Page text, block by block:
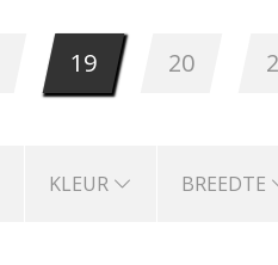
19 20
KLEUR BREEDTE